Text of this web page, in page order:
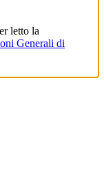
letto la
Generali di